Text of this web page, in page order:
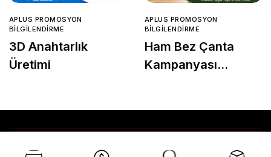
APLUS PROMOSYON
BILGILENDIRME
3D Anahtarlık
Üretimi
APLUS PROMOSYON
BILGILENDIRME
Ham Bez Çanta
Kampanyası